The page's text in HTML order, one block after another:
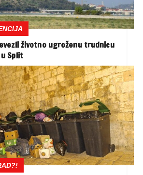
životno ugroženu trudnicu
Split